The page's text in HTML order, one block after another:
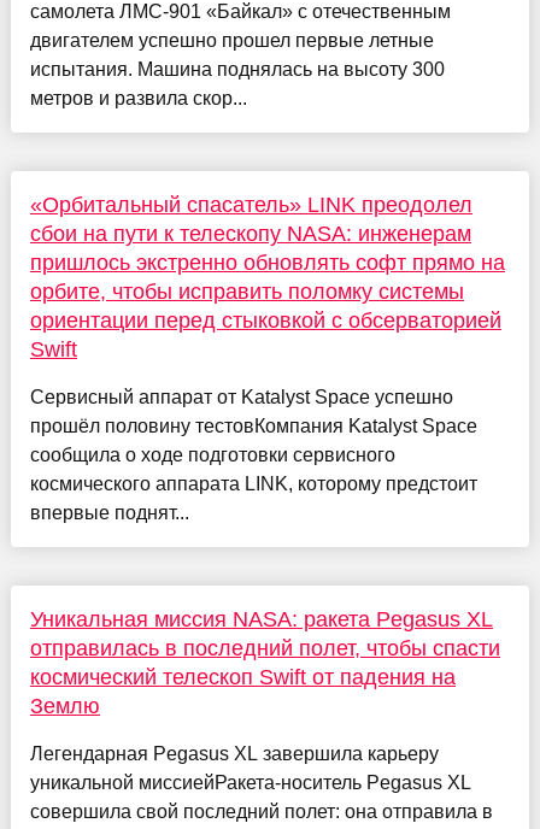
самолета ЛМС-901 «Байкал» с отечественным
двигателем успешно прошел первые летные
испытания. Машина поднялась на высоту 300
метров и развила скор...
«Орбитальный спасатель» LINK преодолел
сбои на пути к телескопу NASA: инженерам
пришлось экстренно обновлять софт прямо на
орбите, чтобы исправить поломку системы
ориентации перед стыковкой с обсерваторией
Swift
Сервисный аппарат от Katalyst Space успешно
прошёл половину тестовКомпания Katalyst Space
сообщила о ходе подготовки сервисного
космического аппарата LINK, которому предстоит
впервые поднят...
Уникальная миссия NASA: ракета Pegasus XL
отправилась в последний полет, чтобы спасти
космический телескоп Swift от падения на
Землю
Легендарная Pegasus XL завершила карьеру
уникальной миссиейРакета-носитель Pegasus XL
совершила свой последний полет: она отправила в